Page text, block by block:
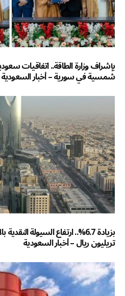
شمسية في سورية – أخبار السعودية
تريليون ريال – أخبار السعودية